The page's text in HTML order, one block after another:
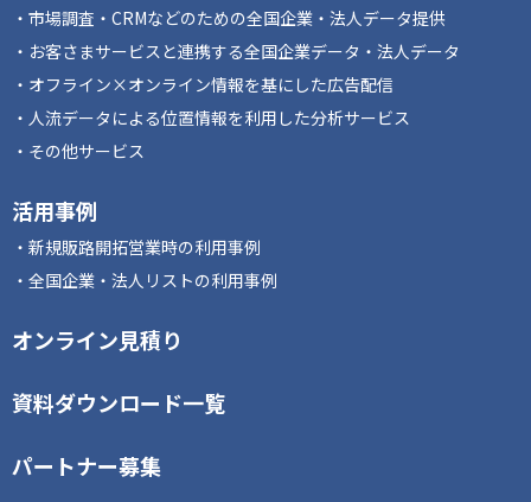
市場調査・CRMなどのための全国企業・法人データ提供
お客さまサービスと連携する全国企業データ・法人データ
オフライン×オンライン情報を基にした広告配信
人流データによる位置情報を利用した分析サービス
その他サービス
活用事例
新規販路開拓営業時の利用事例
全国企業・法人リストの利用事例
オンライン見積り
資料ダウンロード一覧
パートナー募集